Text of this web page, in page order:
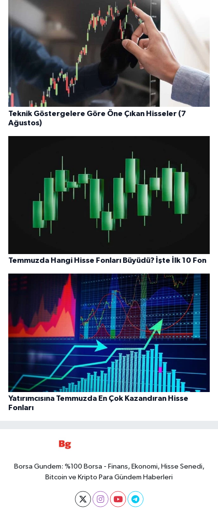
Teknik Göstergelere Göre Öne Çıkan Hisseler (7
Ağustos)
Temmuzda Hangi Hisse Fonları Büyüdü? İşte İlk 10 Fon
Yatırımcısına Temmuzda En Çok Kazandıran Hisse
Fonları
Borsa Gundem: %100 Borsa - Finans, Ekonomi, Hisse Senedi,
Bitcoin ve Kripto Para Gündem Haberleri